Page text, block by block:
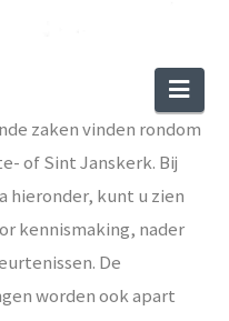
zaken vinden rondom
of Sint Janskerk. Bij
hieronder, kunt u zien
kennismaking, nader
De
worden ook apart